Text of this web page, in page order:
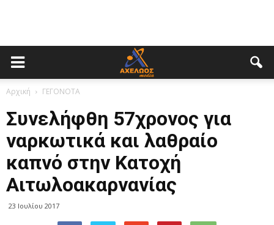
Αρχική ΓΕΓΟΝΟΤΑ
Συνελήφθη 57χρονος για
ναρκωτικά και λαθραίο
καπνό στην Κατοχή
Αιτωλοακαρνανίας
23 Ιουλίου 2017